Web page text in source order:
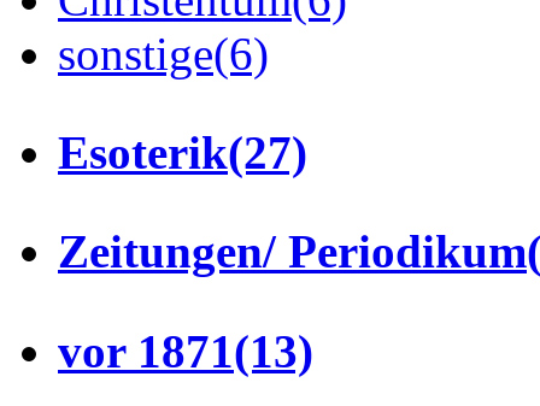
sonstige(6)
Esoterik(27)
Zeitungen/ Periodikum
vor 1871(13)